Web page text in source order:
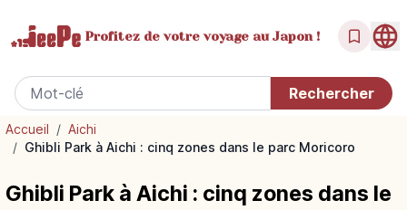
Profitez de votrevoyage au Japon !
Accueil / Aichi
/ Ghibli Park à Aichi : cinq zones dans le parc Moricoro
Ghibli Park à Aichi : cinq zones dans le